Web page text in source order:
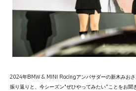
2024年BMW & MINI Racingアンバサダーの新木みお
振り返りと、今シーズン“ぜひやってみたい”ことをお聞